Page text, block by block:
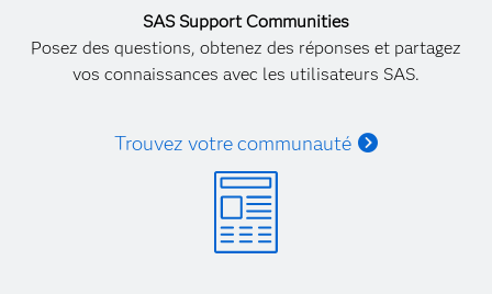
SAS Support Communities
Posez des questions, obtenez des réponses et partagez
vos connaissances avec les utilisateurs SAS.
Trouvez votre communauté